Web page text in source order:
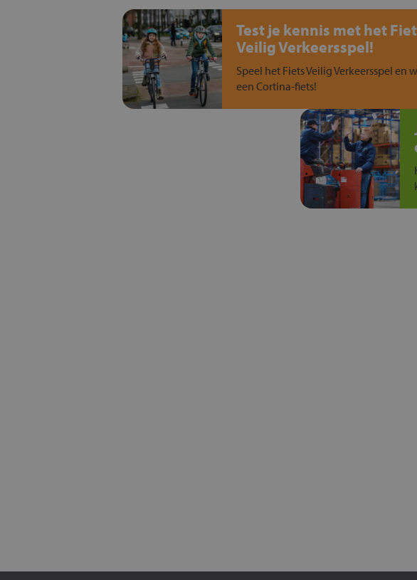
Test je kennis met het
Veilig Verkeersspel!
Speel het Fiets Veilig Verkeersspel en
een Cortina-fiets!